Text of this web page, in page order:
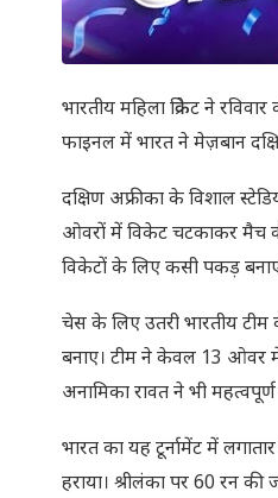
भारतीय महिला क्रिकेट ने
फाइनल में भारत ने मेज़बान
दक्षिण अफ्रीका के विशाल
ओवरों में विकेट चटकाकर मैच
विकेटों के लिए कसी पकड़
चेस के लिए उतरी भारतीय
बनाए। टीम ने केवल 13 ओवर में
अनामिका रावत ने भी महत्वपूर्ण
भारत का यह टूर्नामेंट में
हराया। श्रीलंका पर 60 रन